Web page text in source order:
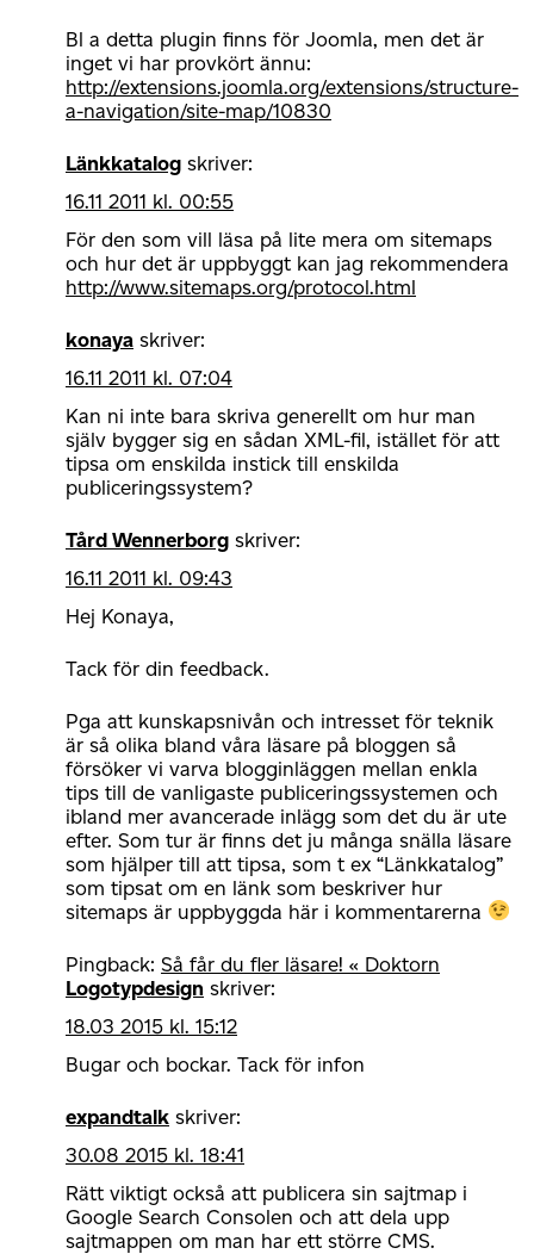
Bl a detta plugin finns för Joomla, men det är
inget vi har provkört ännu:
http://extensions.joomla.org/extensions/structure-
a-navigation/site-map/10830
Länkkatalog skriver:
16.11 2011 kl. 00:55
För den som vill läsa på lite mera om sitemaps
och hur det är uppbyggt kan jag rekommendera
http://www.sitemaps.org/protocol.html
konaya skriver:
16.11 2011 kl. 07:04
Kan ni inte bara skriva generellt om hur man
själv bygger sig en sådan XML-fil, istället för att
tipsa om enskilda instick till enskilda
publiceringssystem?
Tård Wennerborg skriver:
16.11 2011 kl. 09:43
Hej Konaya,
Tack för din feedback.
Pga att kunskapsnivån och intresset för teknik
är så olika bland våra läsare på bloggen så
försöker vi varva blogginläggen mellan enkla
tips till de vanligaste publiceringssystemen och
ibland mer avancerade inlägg som det du är ute
efter. Som tur är finns det ju många snälla läsare
som hjälper till att tipsa, som t ex “Länkkatalog”
som tipsat om en länk som beskriver hur
sitemaps är uppbyggda här i kommentarerna
Pingback: Så får du fler läsare! « Doktorn
Logotypdesign skriver:
18.03 2015 kl. 15:12
Bugar och bockar. Tack för infon
expandtalk skriver:
30.08 2015 kl. 18:41
Rätt viktigt också att publicera sin sajtmap i
Google Search Consolen och att dela upp
sajtmappen om man har ett större CMS.